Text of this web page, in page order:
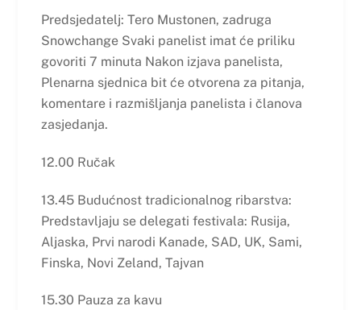
Predsjedatelj: Tero Mustonen, zadruga
Snowchange Svaki panelist imat će priliku
govoriti 7 minuta Nakon izjava panelista,
Plenarna sjednica bit će otvorena za pitanja,
komentare i razmišljanja panelista i članova
zasjedanja.
12.00 Ručak
13.45 Budućnost tradicionalnog ribarstva:
Predstavljaju se delegati festivala: Rusija,
Aljaska, Prvi narodi Kanade, SAD, UK, Sami,
Finska, Novi Zeland, Tajvan
15.30 Pauza za kavu